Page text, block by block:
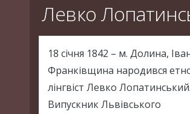
Левко
18 січня 1842 – м. Долина,
Франківщина народився
лінгвіст Левко Лопатинський.
Випускник Львівського